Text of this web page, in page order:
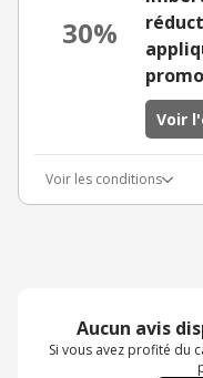
30%
Voir
Voir les conditions
Aucun avis
Si vous avez profité du